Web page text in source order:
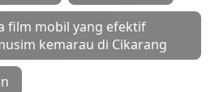
film mobil yang efektif
kemarau di Cikarang